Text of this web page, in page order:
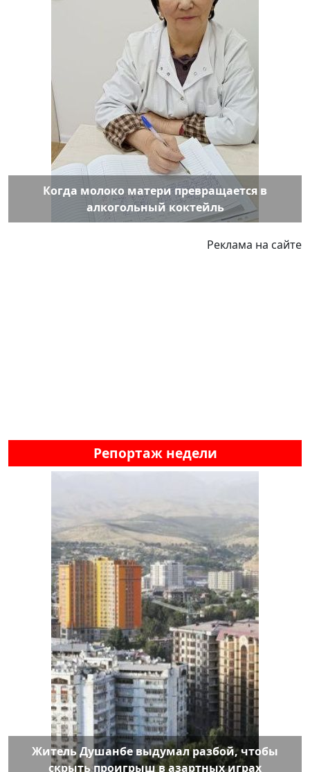
Когда молоко матери превращается в
алкогольный коктейль
Реклама на сайте
Репортаж недели
Житель Душанбе выдумал разбой, чтобы
скрыть проигрыш в азартных играх